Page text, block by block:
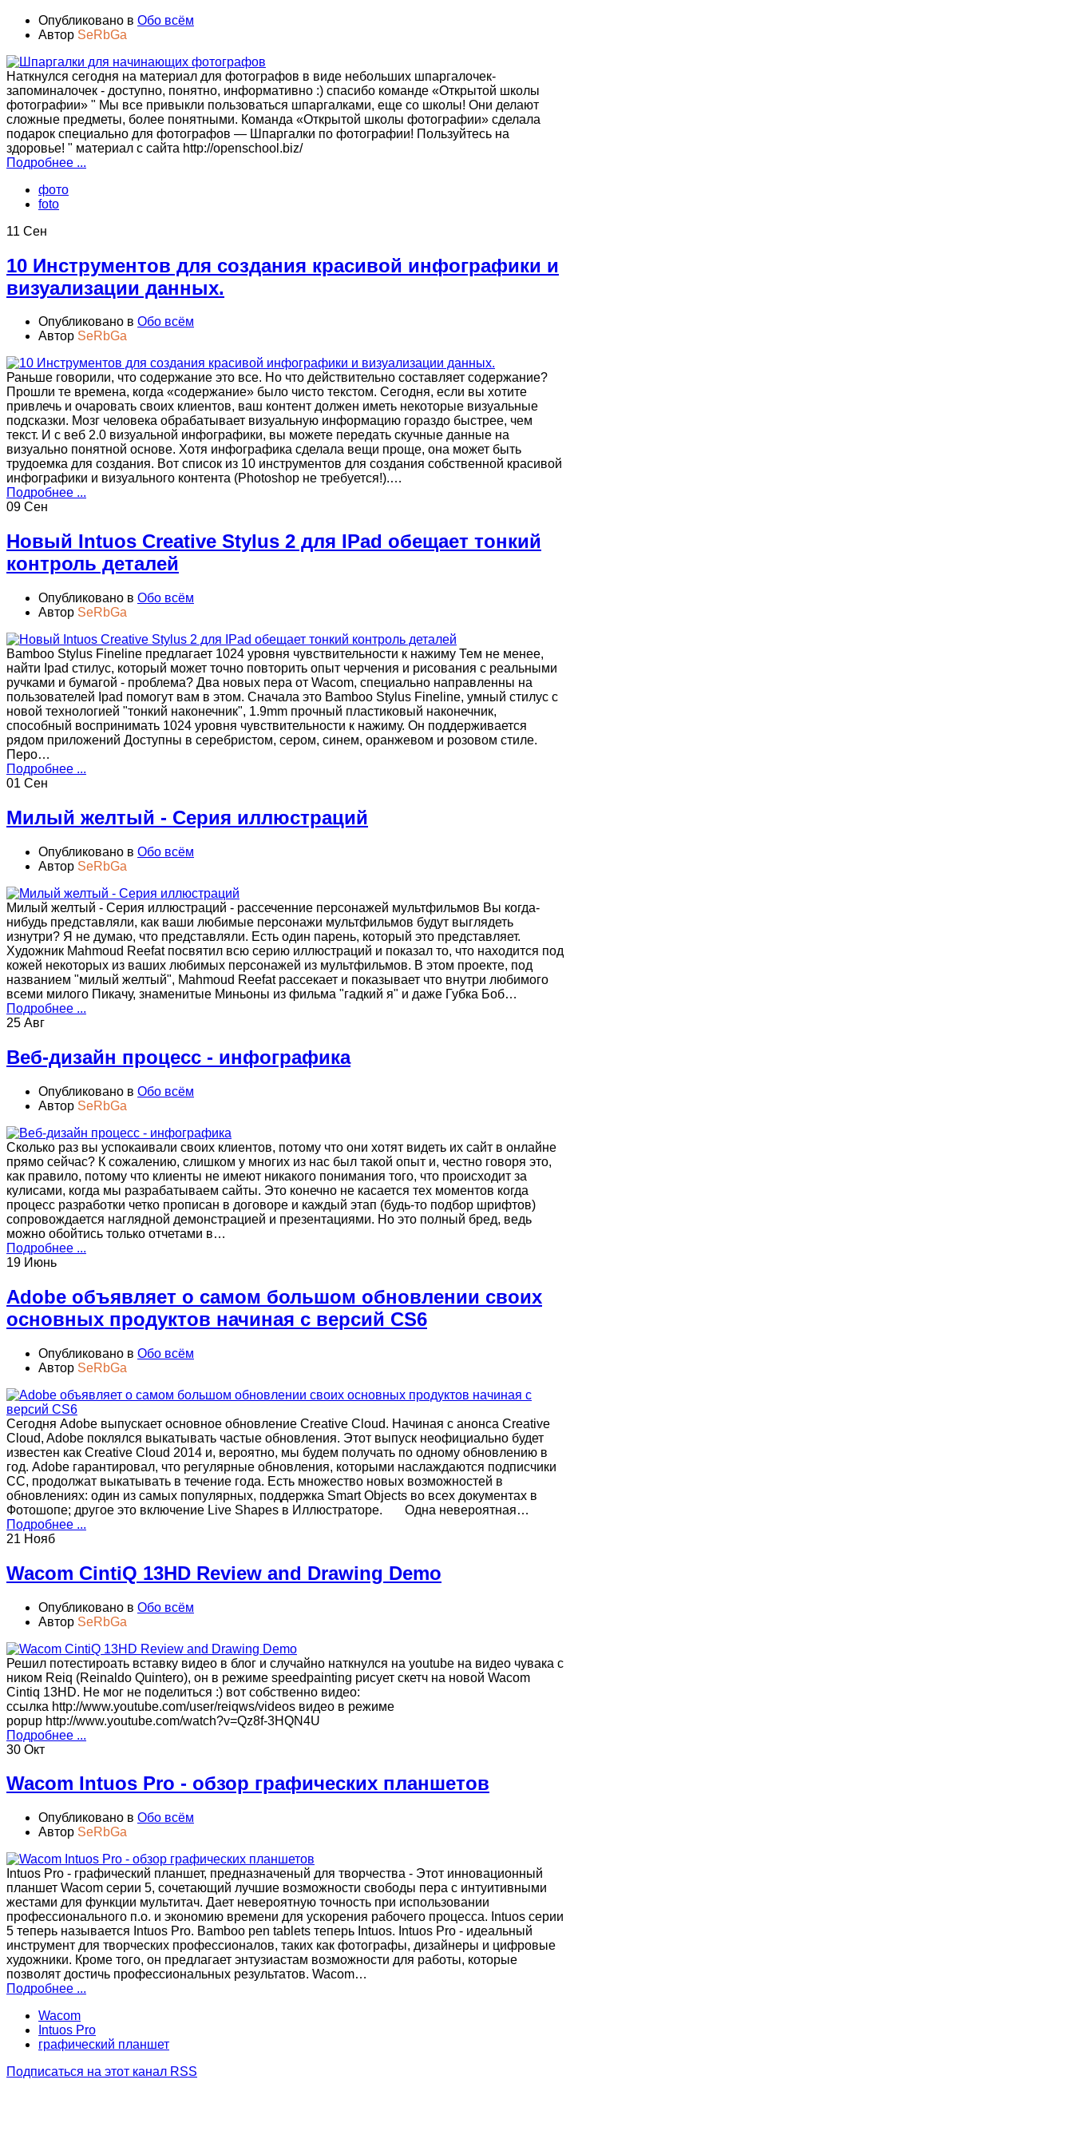
Опубликовано в Обо всём
Автор SeRbGa
Наткнулся сегодня на материал для фотографов в виде небольших шпаргалочек-
запоминалочек - доступно, понятно, информативно :) спасибо команде «Открытой школы
фотографии» " Мы все привыкли пользоваться шпаргалками, еще со школы! Они делают
сложные предметы, более понятными. Команда «Открытой школы фотографии» сделала
подарок специально для фотографов — Шпаргалки по фотографии! Пользуйтесь на
здоровье! " материал с сайта http://openschool.biz/
Подробнее ...
фото
foto
11 Сен
10 Инструментов для создания красивой инфографики и
визуализации данных.
Опубликовано в Обо всём
Автор SeRbGa
Раньше говорили, что содержание это все. Но что действительно составляет содержание?
Прошли те времена, когда «содержание» было чисто текстом. Сегодня, если вы хотите
привлечь и очаровать своих клиентов, ваш контент должен иметь некоторые визуальные
подсказки. Мозг человека обрабатывает визуальную информацию гораздо быстрее, чем
текст. И с веб 2.0 визуальной инфографики, вы можете передать скучные данные на
визуально понятной основе. Хотя инфографика сделала вещи проще, она может быть
трудоемка для создания. Вот список из 10 инструментов для создания собственной красивой
инфографики и визуального контента (Photoshop не требуется!).…
Подробнее ...
09 Сен
Новый Intuos Creative Stylus 2 для IPad обещает тонкий
контроль деталей
Опубликовано в Обо всём
Автор SeRbGa
Bamboo Stylus Fineline предлагает 1024 уровня чувствительности к нажиму Тем не менее,
найти Ipad стилус, который может точно повторить опыт черчения и рисования с реальными
ручками и бумагой - проблема? Два новых пера от Wacom, специально направленны на
пользователей Ipad помогут вам в этом. Сначала это Bamboo Stylus Fineline, умный стилус с
новой технологией "тонкий наконечник", 1.9mm прочный пластиковый наконечник,
способный воспринимать 1024 уровня чувствительности к нажиму. Он поддерживается
рядом приложений Доступны в серебристом, сером, синем, оранжевом и розовом стиле.
Перо…
Подробнее ...
01 Сен
Милый желтый - Серия иллюстраций
Опубликовано в Обо всём
Автор SeRbGa
Милый желтый - Серия иллюстраций - рассеченние персонажей мультфильмов Вы когда-
нибудь представляли, как ваши любимые персонажи мультфильмов будут выглядеть
изнутри? Я не думаю, что представляли. Есть один парень, который это представляет.
Художник Mahmoud Reefat посвятил всю серию иллюстраций и показал то, что находится под
кожей некоторых из ваших любимых персонажей из мультфильмов. В этом проекте, под
названием "милый желтый", Mahmoud Reefat рассекает и показывает что внутри любимого
всеми милого Пикачу, знаменитые Миньоны из фильма "гадкий я" и даже Губка Боб…
Подробнее ...
25 Авг
Веб-дизайн процесс - инфографика
Опубликовано в Обо всём
Автор SeRbGa
Сколько раз вы успокаивали своих клиентов, потому что они хотят видеть их сайт в онлайне
прямо сейчас? К сожалению, слишком у многих из нас был такой опыт и, честно говоря это,
как правило, потому что клиенты не имеют никакого понимания того, что происходит за
кулисами, когда мы разрабатываем сайты. Это конечно не касается тех моментов когда
процесс разработки четко прописан в договоре и каждый этап (будь-то подбор шрифтов)
сопровождается наглядной демонстрацией и презентациями. Но это полный бред, ведь
можно обойтись только отчетами в…
Подробнее ...
19 Июнь
Adobe объявляет о самом большом обновлении своих
основных продуктов начиная с версий CS6
Опубликовано в Обо всём
Автор SeRbGa
Сегодня Adobe выпускает основное обновление Creative Cloud. Начиная с анонса Creative
Cloud, Adobe поклялся выкатывать частые обновления. Этот выпуск неофициально будет
известен как Creative Cloud 2014 и, вероятно, мы будем получать по одному обновлению в
год. Adobe гарантировал, что регулярные обновления, которыми наслаждаются подписчики
CC, продолжат выкатывать в течение года. Есть множество новых возможностей в
обновлениях: один из самых популярных, поддержка Smart Objects во всех документах в
Фотошопе; другое это включение Live Shapes в Иллюстраторе. Одна невероятная…
Подробнее ...
21 Нояб
Wacom CintiQ 13HD Review and Drawing Demo
Опубликовано в Обо всём
Автор SeRbGa
Решил потестироать вставку видео в блог и случайно наткнулся на youtube на видео чувака с
ником Reiq (Reinaldo Quintero), он в режиме speedpainting рисует скетч на новой Wacom
Cintiq 13HD. Не мог не поделиться :) вот собственно видео:
ссылка http://www.youtube.com/user/reiqws/videos видео в режиме
popup http://www.youtube.com/watch?v=Qz8f-3HQN4U
Подробнее ...
30 Окт
Wacom Intuos Pro - обзор графических планшетов
Опубликовано в Обо всём
Автор SeRbGa
Intuos Pro - графический планшет, предназначеный для творчества - Этот инновационный
планшет Wacom серии 5, сочетающий лучшие возможности свободы пера с интуитивными
жестами для функции мультитач. Дает невероятную точность при использовании
профессионального п.о. и экономию времени для ускорения рабочего процесса. Intuos серии
5 теперь называется Intuos Pro. Bamboo pen tablets теперь Intuos. Intuos Pro - идеальный
инструмент для творческих профессионалов, таких как фотографы, дизайнеры и цифровые
художники. Кроме того, он предлагает энтузиастам возможности для работы, которые
позволят достичь профессиональных результатов. Wacom…
Подробнее ...
Wacom
Intuos Pro
графический планшет
Подписаться на этот канал RSS